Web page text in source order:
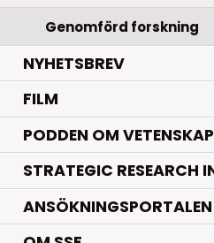
Genomförd forskning
NYHETSBREV
FILM
PODDEN OM VETENSKAP
STRATEGIC RESEARCH
ANSÖKNINGSPORTALEN